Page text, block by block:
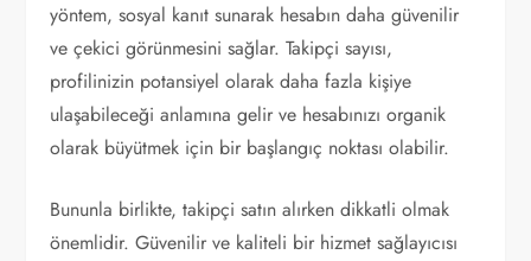
yöntem, sosyal kanıt sunarak hesabın daha güvenilir
ve çekici görünmesini sağlar. Takipçi sayısı,
profilinizin potansiyel olarak daha fazla kişiye
ulaşabileceği anlamına gelir ve hesabınızı organik
olarak büyütmek için bir başlangıç noktası olabilir.
Bununla birlikte, takipçi satın alırken dikkatli olmak
önemlidir. Güvenilir ve kaliteli bir hizmet sağlayıcısı